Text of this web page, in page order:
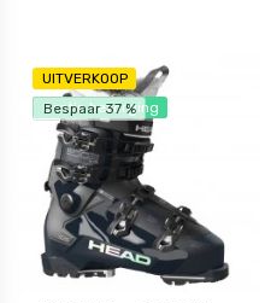
UITVERKOOP
Gratis bezorging
Bespaar 37 %